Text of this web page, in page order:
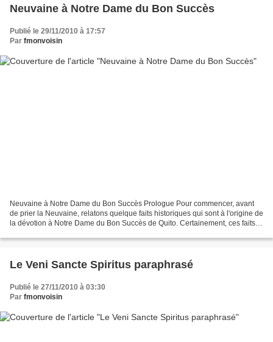
Neuvaine à Notre Dame du Bon Succès
Publié le 29/11/2010 à 17:57
Par fmonvoisin
Neuvaine à Notre Dame du Bon Succès Prologue Pour commencer, avant
de prier la Neuvaine, relatons quelque faits historiques qui sont à l'origine de
la dévotion à Notre Dame du Bon Succès de Quito. Certainement, ces faits
Le Veni Sancte Spiritus paraphrasé
Publié le 27/11/2010 à 03:30
Par fmonvoisin